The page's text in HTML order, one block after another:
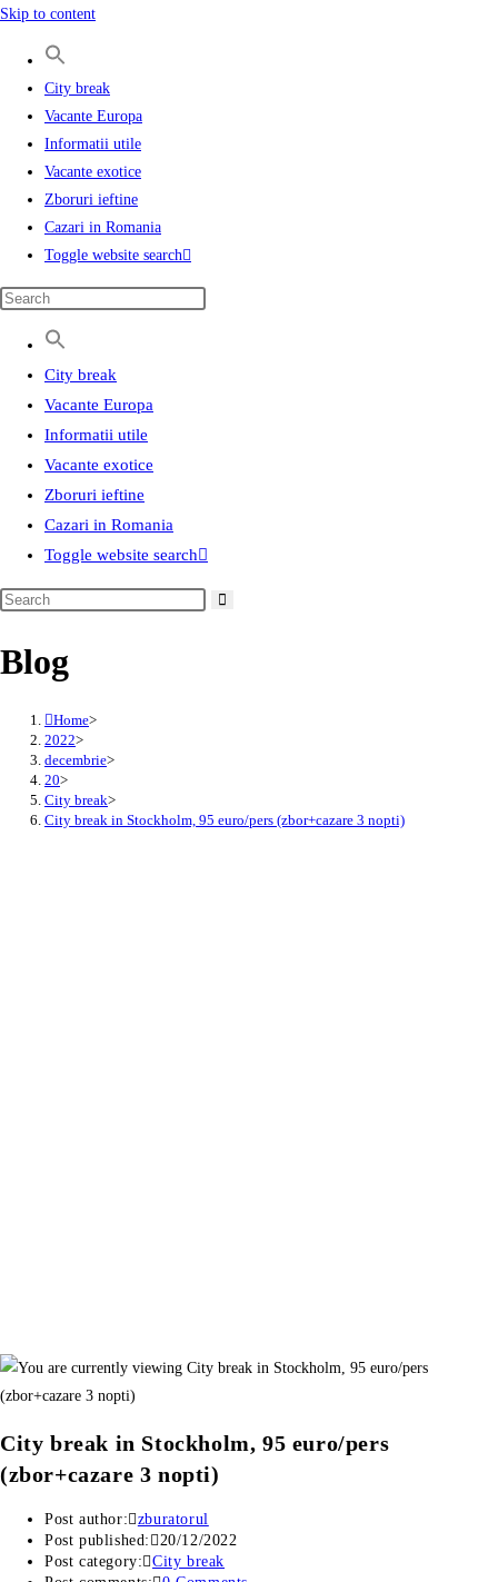
Skip to content
City break
Vacante Europa
Informatii utile
Vacante exotice
Zboruri ieftine
Cazari in Romania
Toggle website search
City break
Vacante Europa
Informatii utile
Vacante exotice
Zboruri ieftine
Cazari in Romania
Toggle website search
Blog
Home>
2022>
decembrie>
20>
City break>
City break in Stockholm, 95 euro/pers (zbor+cazare 3 nopti)
City break in Stockholm, 95 euro/pers
(zbor+cazare 3 nopti)
Post author:
zburatorul
Post published:
20/12/2022
Post category:
City break